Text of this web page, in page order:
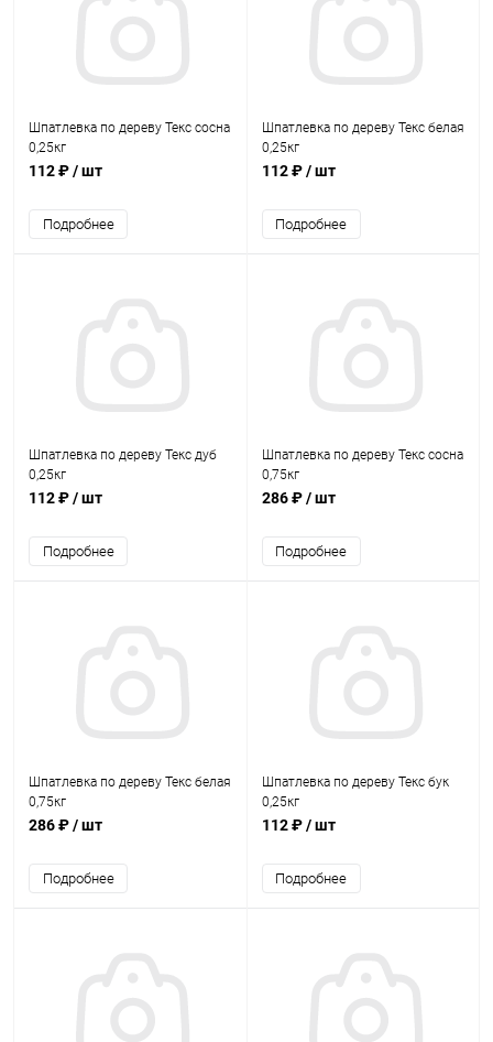
Шпатлевка по дереву Текс сосна
0,25кг
112 ₽/ шт
Подробнее
Шпатлевка по дереву Текс белая
0,25кг
112 ₽/ шт
Подробнее
Шпатлевка по дереву Текс дуб
0,25кг
112 ₽/ шт
Подробнее
Шпатлевка по дереву Текс сосна
0,75кг
286 ₽/ шт
Подробнее
Шпатлевка по дереву Текс белая
0,75кг
286 ₽/ шт
Подробнее
Шпатлевка по дереву Текс бук
0,25кг
112 ₽/ шт
Подробнее